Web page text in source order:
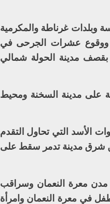
وبلدات غرناطة والمكرمية
الشمالي الأمر الذي أدى إلى استشهاد 7 أشخاص ووقوع عشرات الجرحى في
مدينة الحولة شمالي
على مدينة السخنة ومحيط
الأسد التي تحاول التقدم
شرق مدينة تدمر سقط على
مدن معرة النعمان وسراقب
في معرة النعمان وامرأة